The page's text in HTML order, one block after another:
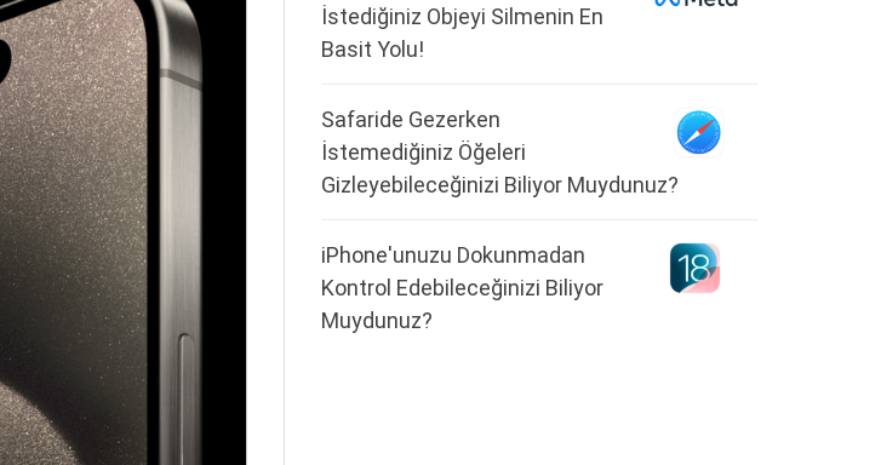
İstediğiniz Objeyi Silmenin En
Basit Yolu!
Safaride Gezerken
İstemediğiniz Öğeleri
Gizleyebileceğinizi Biliyor Muydunuz?
iPhone'unuzu Dokunmadan
Kontrol Edebileceğinizi Biliyor
Muydunuz?